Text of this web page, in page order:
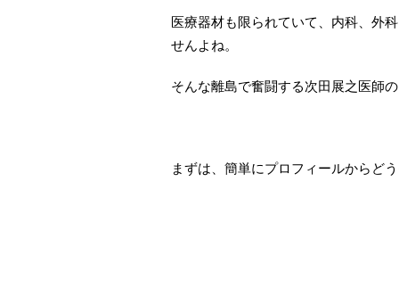
医療器材も限られていて、内科、外
せんよね。
そんな離島で奮闘する次田展之医師
まずは、簡単にプロフィールからど